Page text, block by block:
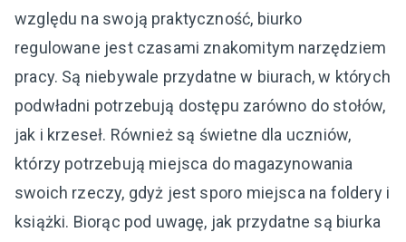
względu na swoją praktyczność, biurko
regulowane jest czasami znakomitym narzędziem
pracy. Są niebywale przydatne w biurach, w których
podwładni potrzebują dostępu zarówno do stołów,
jak i krzeseł. Również są świetne dla uczniów,
którzy potrzebują miejsca do magazynowania
swoich rzeczy, gdyż jest sporo miejsca na foldery i
książki. Biorąc pod uwagę, jak przydatne są biurka